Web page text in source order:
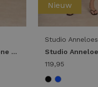
Studio Anneloes leone vneck dress 14391 Jurk 9000 black
Nieuw
Studio Anneloes
119,95